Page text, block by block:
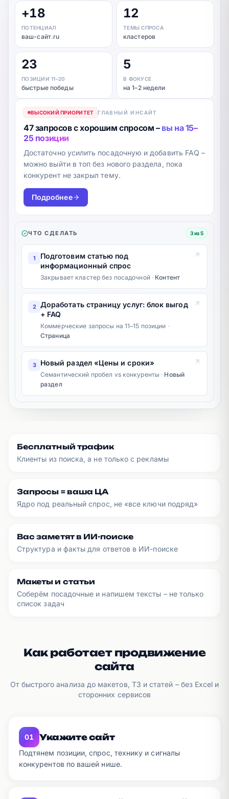
+18
ПОТЕНЦИАЛ
ваш-сайт.ru
12
ТЕМЫ СПРОСА
кластеров
23
ПОЗИЦИИ 11–20
быстрые победы
5
В ФОКУСЕ
на 1–2 недели
ВЫСОКИЙ ПРИОРИТЕТ ГЛАВНЫЙ ИНСАЙТ
47 запросов с хорошим спросом – вы на 15–
25 позиции
Достаточно усилить посадочную и добавить FAQ –
можно выйти в топ без нового раздела, пока
конкурент не закрыл тему.
Подробнее
ЧТО СДЕЛАТЬ 3 из 5
1
Подготовим статью под
информационный спрос
Закрывает кластер без посадочной · Контент
2
Доработать страницу услуг: блок выгод
+ FAQ
Коммерческие запросы на 11–15 позиции ·
Страница
3 Новый раздел «Цены и сроки»
Семантический пробел vs конкуренты · Новый
раздел
Бесплатный трафик
Клиенты из поиска, а не только с рекламы
Запросы = ваша ЦА
Ядро под реальный спрос, не «все ключи подряд»
Вас заметят в ИИ-поиске
Структура и факты для ответов в ИИ-поиске
Макеты и статьи
Соберём посадочные и напишем тексты – не только
список задач
Как работает продвижение
сайта
От быстрого анализа до макетов, ТЗ и статей – без Excel и
сторонних сервисов
01 Укажите сайт
Подтянем позиции, спрос, технику и сигналы
конкурентов по вашей нише.